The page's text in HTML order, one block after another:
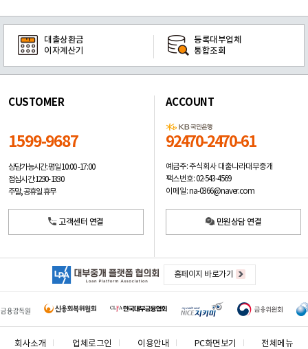
대출상환금
이자계산기
등록대부업체
통합조회
CUSTOMER
1599-9687
상담가능시간: 평일10:00 -17:00
점심시간: 12:30 - 13:30
주말, 공휴일 휴무
고객센터 연결
ACCOUNT
92470-2470-61
예금주: 주식회사 대출나라대부중개
팩스번호: 02-543-4569
이메일: na-0366@naver.com
민원상담 연결
홈페이지 바로가기
회사소개 업체로그인 이용안내 PC화면보기 전체메뉴